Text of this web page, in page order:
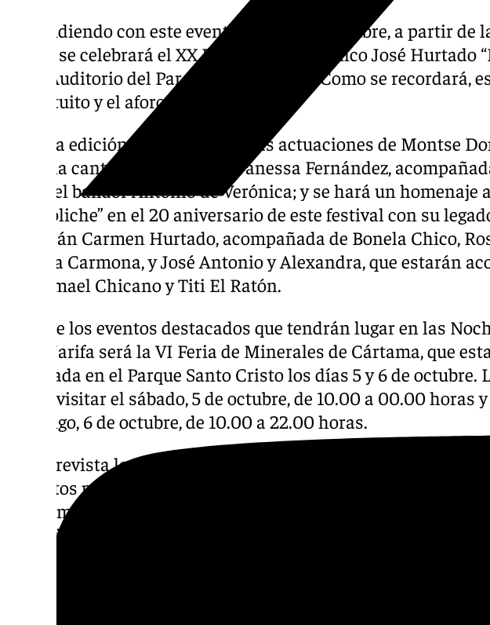
Coincidiendo con este evento, el día 5 de octubre, a partir de
horas, se celebrará el XX Festival de Flamenco José Hurtado
en el Auditorio del Parque Santo Cristo. Como se recordará,
es gratuito y el aforo está limitado.
En esta edición se contará con las actuaciones de Montse
baile; la cantaora cartameña Vanessa Fernández,
Haro; el bailaor Antonio de Verónica; y se hará un homenaje a
“Ramoliche” en el 20 aniversario de este festival con su
actuarán Carmen Hurtado, acompañada de Bonela Chico,
y Paula Carmona, y José Antonio y Alexandra, que estarán
por Ismael Chicano y Titi El Ratón.
Otro de los eventos destacados que tendrán lugar en las
Bella Jarifa será la VI Feria de Minerales de Cártama, que
instalada en el Parque Santo Cristo los días 5 y 6 de octubre.
podrá visitar el sábado, 5 de octubre, de 10.00 a 00.00 horas
domingo, 6 de octubre, de 10.00 a 22.00 horas.
Está prevista la participación de más de 30 expositores
distintos puntos del país. El objetivo de este evento es
de los minerales y de los fósiles a la ciudadanía y ofrecer a los
coleccionistas un nuevo punto de encuentro donde se